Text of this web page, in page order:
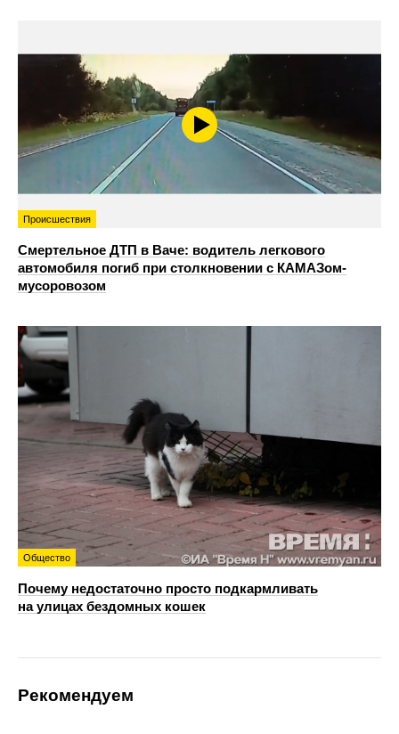
Происшествия
Смертельное ДТП в Ваче: водитель легкового
автомобиля погиб при столкновении с КАМАЗом-
мусоровозом
Общество
Почему недостаточно просто подкармливать
на улицах бездомных кошек
Рекомендуем